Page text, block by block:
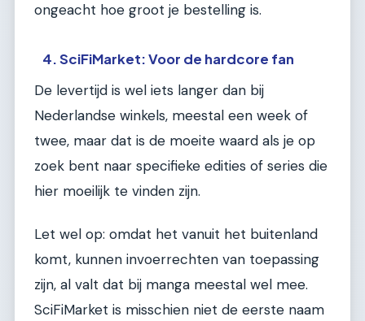
ongeacht hoe groot je bestelling is.
4. SciFiMarket: Voor de hardcore fan
De levertijd is wel iets langer dan bij
Nederlandse winkels, meestal een week of
twee, maar dat is de moeite waard als je op
zoek bent naar specifieke edities of series die
hier moeilijk te vinden zijn.
Let wel op: omdat het vanuit het buitenland
komt, kunnen invoerrechten van toepassing
zijn, al valt dat bij manga meestal wel mee.
SciFiMarket is misschien niet de eerste naam